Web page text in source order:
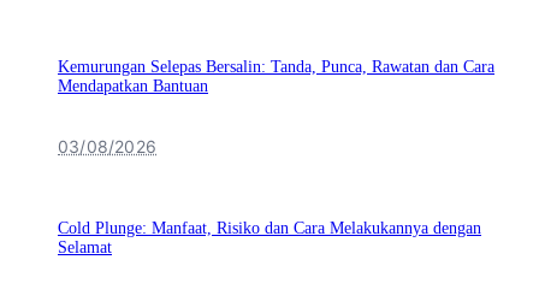
Kemurungan Selepas Bersalin: Tanda, Punca, Rawatan dan Cara
Mendapatkan Bantuan
03/08/2026
Cold Plunge: Manfaat, Risiko dan Cara Melakukannya dengan
Selamat